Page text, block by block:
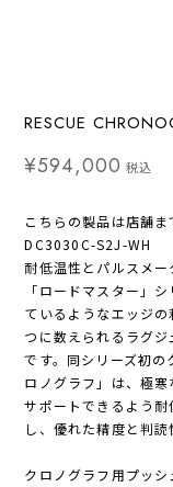
RESCUE
¥594,000 税込
こちらの製品は店舗
DC3030C-S2J-WH
耐低温性とパルスメ
「ロードマスター」
ているようなエッジ
つに数えられるラグ
です。同シリーズ初
ロノグラフ」は、極
サポートできるよう
し、優れた精度と判読
クロノグラフ用プッシ